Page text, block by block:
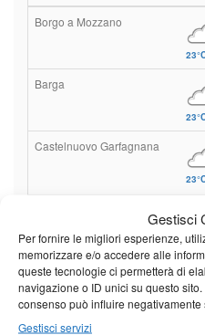
Gestisci
Per fornire le migliori esperienze,
memorizzare e/o accedere alle
queste tecnologie ci permetterà di
navigazione o ID unici su questo
consenso può influire
Gestisci servizi
Borgo a Mozzano
Barga
Castelnuovo Garfagnana
Previsioni
Calendario eventi